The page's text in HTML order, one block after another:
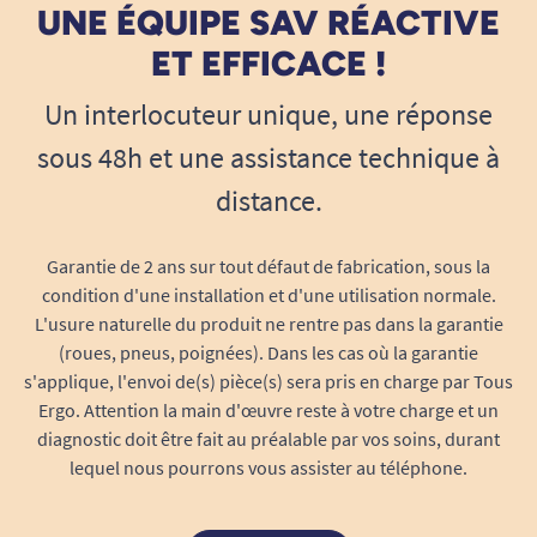
de l’autre côté ou par un accès adapté selon la
configuration choisie.
veulent sécuriser l’accès à leur logement, mais
aussi aux professionnels qui doivent rendre un
bâtiment plus accessible. Pour un ERP, une
mairie, une école, une salle polyvalente ou un
cabinet recevant du public, elle permet de traiter
un obstacle précis sans installer un ascenseur
classique.
Le Liftboy 1-2-3 est aussi une réponse pratique
pour les lieux où l’accessibilité doit rester
discrète. Son design sobre, sa structure
compacte et sa peinture disponible en coloris
intégration. D’autres couleurs RAL sont
UNE ÉQUIPE SAV RÉACTIVE
ET EFFICACE !
Un interlocuteur unique, une réponse
sous 48h et une assistance technique à
distance.
Garantie de 2 ans sur tout défaut de fabrication, sous la
condition d'une installation et d'une utilisation normale.
L'usure naturelle du produit ne rentre pas dans la garantie
(roues, pneus, poignées). Dans les cas où la garantie
s'applique, l'envoi de(s) pièce(s) sera pris en charge par Tous
Ergo. Attention la main d'œuvre reste à votre charge et un
diagnostic doit être fait au préalable par vos soins, durant
lequel nous pourrons vous assister au téléphone.